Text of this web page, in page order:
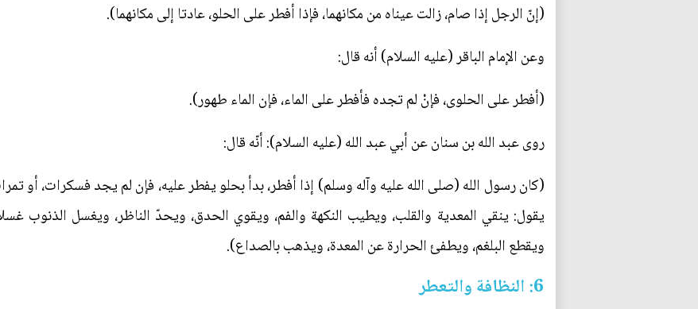
(إنّ الرجل إذا صام، زالت عيناه من مكانهما، فإذا أفطر على الحلو، عادتا إلى مكانهما).
وعن الإمام الباقر (عليه السلام) أنه قال:
(أفطر على الحلوى، فإنْ لم تجده فأفطر على الماء، فإن الماء طهور).
روى عبد الله بن سنان عن أبي عبد الله (عليه السلام): أنّه قال:
(كان رسول الله (صلى الله عليه وآله وسلم) إذا أفطر، بدأ بحلو يفطر عليه، فإن لم يجد فسكرات، أو
يقول: ينقي المعدية والقلب، ويطيب النكهة والفم، ويقوي الحدق، ويحدّ الناظر، ويغسل الذنوب
ويقطع البلغم، ويطفئ الحرارة عن المعدة، ويذهب بالصداع).
6: النظافة والتعطر